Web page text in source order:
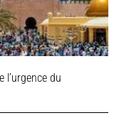
l’urgence du